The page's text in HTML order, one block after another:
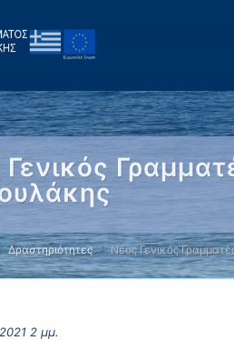
Δραστηριότητες Νέος Γενικός
2 μμ.